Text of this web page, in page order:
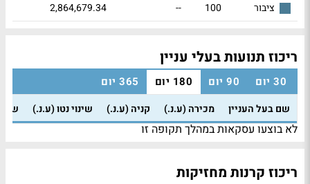
ציבור
100
--
2,864,679.34
ריכוז תנועות בעלי עניין
30 יום 90 יום 180 יום 365 יום
שם בעל העניין מכירה (ע.נ.) קניה (ע.נ.) שינוי נטו (ע.נ.)
לא בוצעו עסקאות במהלך תקופה זו
ריכוז קרנות מחזיקות